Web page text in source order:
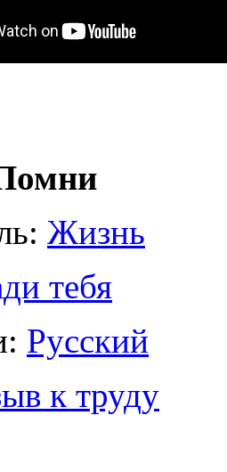
Жизнь
тебя
Русский
к труду